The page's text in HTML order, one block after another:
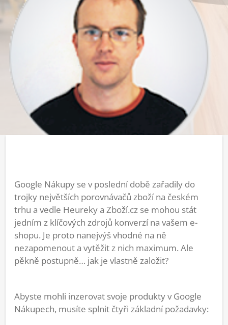
Google Nákupy se v poslední době zařadily do
trojky největších porovnávačů zboží na českém
trhu a vedle Heureky a Zboží.cz se mohou stát
jedním z klíčových zdrojů konverzí na vašem e-
shopu. Je proto nanejvýš vhodné na ně
nezapomenout a vytěžit z nich maximum. Ale
pěkně postupně… jak je vlastně založit?
Abyste mohli inzerovat svoje produkty v Google
Nákupech, musíte splnit čtyři základní požadavky: